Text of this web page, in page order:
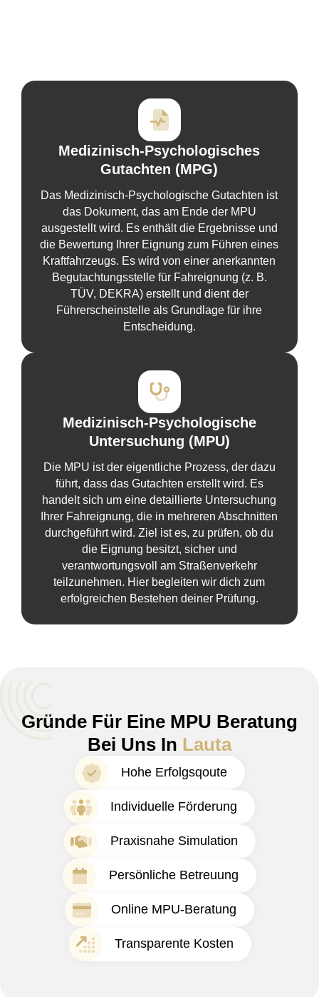
Medizinisch-Psychologisches
Gutachten (MPG)
Das Medizinisch-Psychologische Gutachten ist
das Dokument, das am Ende der MPU
ausgestellt wird. Es enthält die Ergebnisse und
die Bewertung Ihrer Eignung zum Führen eines
Kraftfahrzeugs. Es wird von einer anerkannten
Begutachtungsstelle für Fahreignung (z. B.
TÜV, DEKRA) erstellt und dient der
Führerscheinstelle als Grundlage für ihre
Entscheidung.
Medizinisch-Psychologische
Untersuchung (MPU)
Die MPU ist der eigentliche Prozess, der dazu
führt, dass das Gutachten erstellt wird. Es
handelt sich um eine detaillierte Untersuchung
Ihrer Fahreignung, die in mehreren Abschnitten
durchgeführt wird. Ziel ist es, zu prüfen, ob du
die Eignung besitzt, sicher und
verantwortungsvoll am Straßenverkehr
teilzunehmen. Hier begleiten wir dich zum
erfolgreichen Bestehen deiner Prüfung.
Gründe Für Eine MPU Beratung
Bei Uns In Lauta
Hohe Erfolgsqoute
Individuelle Förderung
Praxisnahe Simulation
Persönliche Betreuung
Online MPU-Beratung
Transparente Kosten